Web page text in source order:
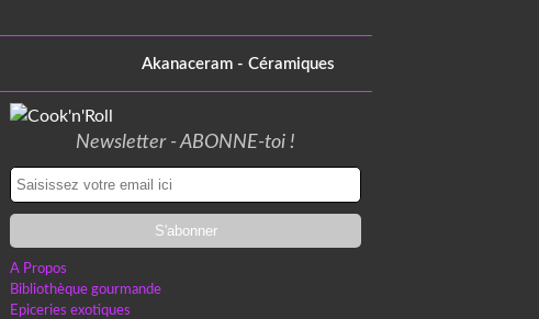
Akanaceram - Céramiques
Newsletter - ABONNE-toi !
A Propos
Bibliothèque gourmande
Epiceries exotiques